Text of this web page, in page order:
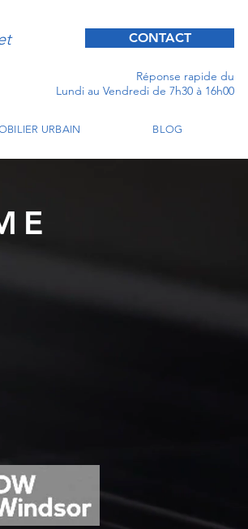
CONTACT
Réponse rapide du
Lundi au Vendredi de 7h30 à 16h00
URBAIN BLOG